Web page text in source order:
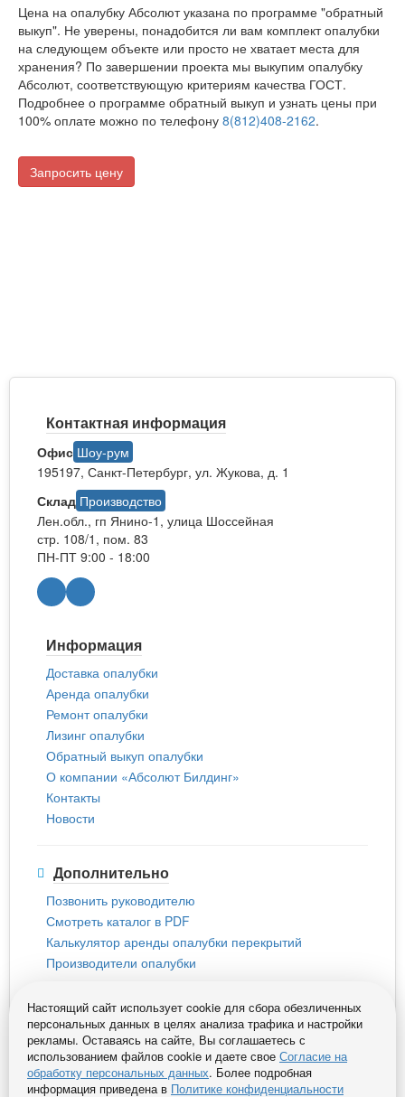
Цена на опалубку Абсолют указана по программе "обратный
выкуп". Не уверены, понадобится ли вам комплект опалубки
на следующем объекте или просто не хватает места для
хранения? По завершении проекта мы выкупим опалубку
Абсолют, соответствующую критериям качества ГОСТ.
Подробнее о программе обратный выкуп и узнать цены при
100% оплате можно по телефону 8(812)408-2162.
Запросить цену
Контактная информация
Офис Шоу-рум
195197, Санкт-Петербург, ул. Жукова, д. 1
Склад Производство
Лен.обл., гп Янино-1, улица Шоссейная
стр. 108/1, пом. 83
ПН-ПТ 9:00 - 18:00
Информация
Доставка опалубки
Аренда опалубки
Ремонт опалубки
Лизинг опалубки
Обратный выкуп опалубки
О компании «Абсолют Билдинг»
Контакты
Новости
Дополнительно
Позвонить руководителю
Смотреть каталог в PDF
Калькулятор аренды опалубки перекрытий
Производители опалубки
Политика конфиденциальности пользователей сайта
Согласие на обработку персональных данных
Абсолют Билдинг © 2013-2026
Настоящий сайт использует cookie для сбора обезличенных
персональных данных в целях анализа трафика и настройки
рекламы. Оставаясь на сайте, Вы соглашаетесь с
использованием файлов сookie и даете свое Согласие на
обработку персональных данных. Более подробная
информация приведена в Политике конфиденциальности